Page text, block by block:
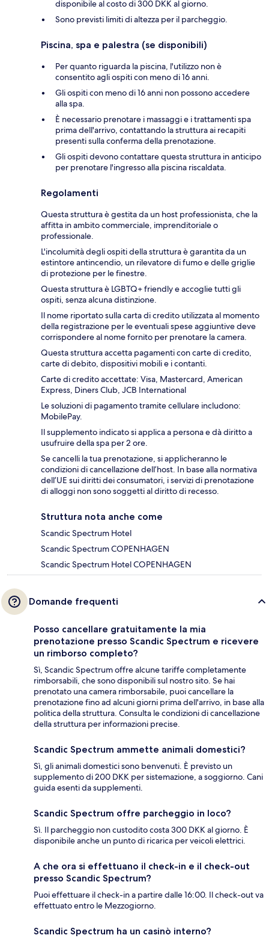
disponibile al costo di 300 DKK al giorno.
Sono previsti limiti di altezza per il parcheggio.
Piscina, spa e palestra (se disponibili)
Per quanto riguarda la piscina, l'utilizzo non è
consentito agli ospiti con meno di 16 anni.
Gli ospiti con meno di 16 anni non possono accedere
alla spa.
È necessario prenotare i massaggi e i trattamenti spa
prima dell'arrivo, contattando la struttura ai recapiti
presenti sulla conferma della prenotazione.
Gli ospiti devono contattare questa struttura in anticipo
per prenotare l'ingresso alla piscina riscaldata.
Regolamenti
Questa struttura è gestita da un host professionista, che la
affitta in ambito commerciale, imprenditoriale o
professionale.
L'incolumità degli ospiti della struttura è garantita da un
estintore antincendio, un rilevatore di fumo e delle griglie
di protezione per le finestre.
Questa struttura è LGBTQ+ friendly e accoglie tutti gli
ospiti, senza alcuna distinzione.
Il nome riportato sulla carta di credito utilizzata al momento
della registrazione per le eventuali spese aggiuntive deve
corrispondere al nome fornito per prenotare la camera.
Questa struttura accetta pagamenti con carte di credito,
carte di debito, dispositivi mobili e i contanti.
Carte di credito accettate: Visa, Mastercard, American
Express, Diners Club, JCB International
Le soluzioni di pagamento tramite cellulare includono:
MobilePay.
Il supplemento indicato si applica a persona e dà diritto a
usufruire della spa per 2 ore.
Se cancelli la tua prenotazione, si applicheranno le
condizioni di cancellazione dell’host. In base alla normativa
dell’UE sui diritti dei consumatori, i servizi di prenotazione
di alloggi non sono soggetti al diritto di recesso.
Struttura nota anche come
Scandic Spectrum Hotel
Scandic Spectrum COPENHAGEN
Scandic Spectrum Hotel COPENHAGEN
Domande frequenti
Posso cancellare gratuitamente la mia
prenotazione presso Scandic Spectrum e ricevere
un rimborso completo?
Sì, Scandic Spectrum offre alcune tariffe completamente
rimborsabili, che sono disponibili sul nostro sito. Se hai
prenotato una camera rimborsabile, puoi cancellare la
prenotazione fino ad alcuni giorni prima dell'arrivo, in base alla
politica della struttura. Consulta le condizioni di cancellazione
della struttura per informazioni precise.
Scandic Spectrum ammette animali domestici?
Sì, gli animali domestici sono benvenuti. È previsto un
supplemento di 200 DKK per sistemazione, a soggiorno. Cani
guida esenti da supplementi.
Scandic Spectrum offre parcheggio in loco?
Sì. Il parcheggio non custodito costa 300 DKK al giorno. È
disponibile anche un punto di ricarica per veicoli elettrici.
A che ora si effettuano il check-in e il check-out
presso Scandic Spectrum?
Puoi effettuare il check-in a partire dalle 16:00. Il check-out va
effettuato entro le Mezzogiorno.
Scandic Spectrum ha un casinò interno?